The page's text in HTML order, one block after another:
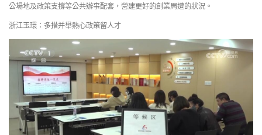
公場地及政策支撐等公共辦事配套，營建更好的創業周遭的狀況。
浙江玉環：多措并舉熱心政策留人才